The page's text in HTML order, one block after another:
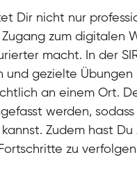
Dir nicht nur
zum digitalen
macht. In der
und gezielte
an einem Ort.
werden,
Zudem hast
zu